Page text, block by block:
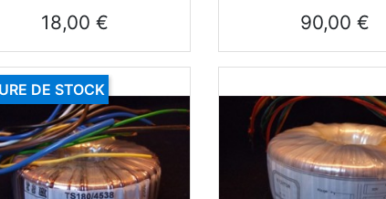
Prix
18,00 € Prix
90,00 €
DE STOCK